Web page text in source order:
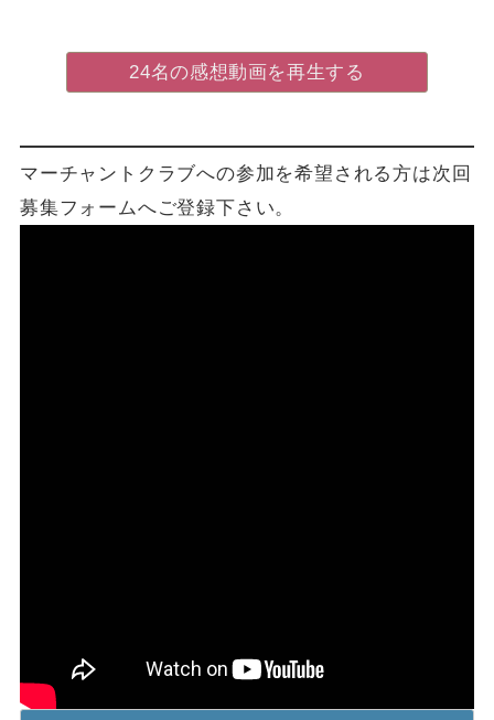
24名の感想動画を再生する
マーチャントクラブへの参加を希望される方は次回
募集フォームへご登録下さい。